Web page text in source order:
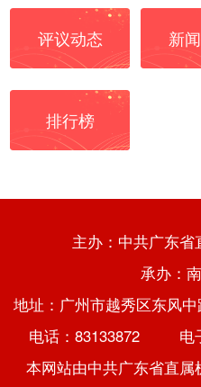
评议动态 新
排行榜
主办：中共广东
承办：
地址：广州市越秀区东风
电话：83133872 电子
本网站由中共广东省直属